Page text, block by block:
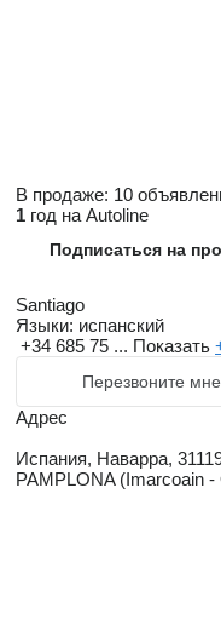
В продаже: 10
1 год на Autoline
Подписаться на
Santiago
Языки: испанский
+34 685 75 ... Показать
Перезвоните мне
Адрес
Испания, Наварра,
PAMPLONA (Imarcoain